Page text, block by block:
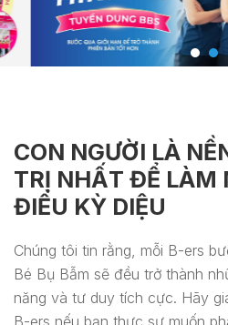
CON NGƯỜI LÀ
TRỊ NHẤT ĐỂ LÀM
ĐIỀU KỲ DIỆU
Chúng tôi tin rằng, mỗi B-ers
Bé Bụ Bẫm sẽ đều trở thành
năng và tư duy tích cực. Hãy
B-ers nếu bạn thực sự muốn